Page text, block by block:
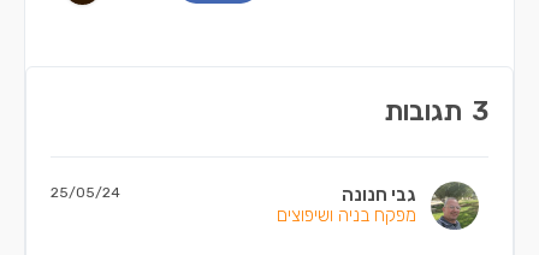
3 תגובות
גבי חנונה
מפקח בניה ושיפוצים
25/05/24